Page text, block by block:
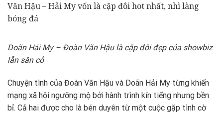
Văn Hậu – Hải My vốn là cặp đôi hot nhất, nhì làng
bóng đá
Doãn Hải My – Đoàn Văn Hậu là cặp đôi đẹp của showbiz
lẫn sân cỏ
Chuyện tình của Đoàn Văn Hậu và Doãn Hải My từng khiến
mạng xã hội ngưỡng mộ bởi hành trình kín tiếng nhưng bền
bỉ. Cả hai được cho là bén duyên từ một cuộc gặp tình cờ